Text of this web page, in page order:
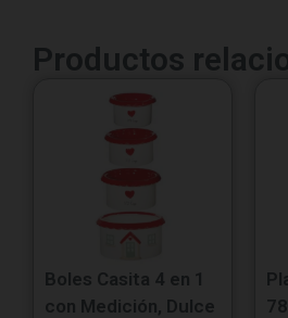
Productos
Boles Casita 4 en 1
con Medición, Dulce